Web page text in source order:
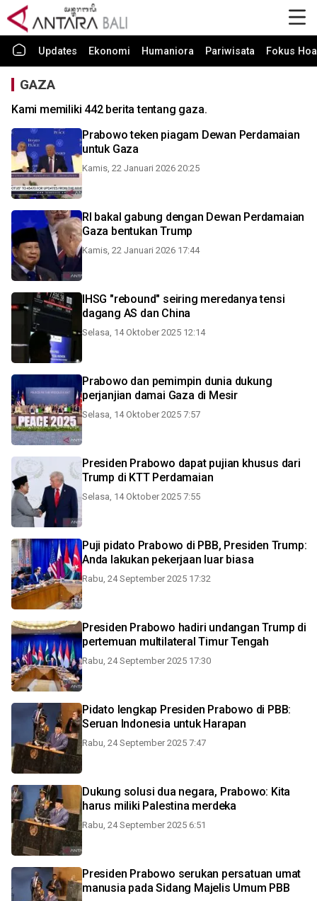
Updates Ekonomi Humaniora Pariwisata Fokus
GAZA
Kami memiliki 442 berita tentang gaza.
Prabowo teken piagam Dewan Perdamaian
untuk Gaza
Kamis, 22 Januari 2026 20:25
RI bakal gabung dengan Dewan Perdamaian
Gaza bentukan Trump
Kamis, 22 Januari 2026 17:44
IHSG "rebound" seiring meredanya tensi
dagang AS dan China
Selasa, 14 Oktober 2025 12:14
Prabowo dan pemimpin dunia dukung
perjanjian damai Gaza di Mesir
Selasa, 14 Oktober 2025 7:57
Presiden Prabowo dapat pujian khusus dari
Trump di KTT Perdamaian
Selasa, 14 Oktober 2025 7:55
Puji pidato Prabowo di PBB, Presiden Trump:
Anda lakukan pekerjaan luar biasa
Rabu, 24 September 2025 17:32
Presiden Prabowo hadiri undangan Trump di
pertemuan multilateral Timur Tengah
Rabu, 24 September 2025 17:30
Pidato lengkap Presiden Prabowo di PBB:
Seruan Indonesia untuk Harapan
Rabu, 24 September 2025 7:47
Dukung solusi dua negara, Prabowo: Kita
harus miliki Palestina merdeka
Rabu, 24 September 2025 6:51
Presiden Prabowo serukan persatuan umat
manusia pada Sidang Majelis Umum PBB